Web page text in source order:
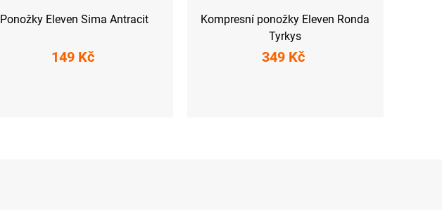
Ponožky Eleven Sima Antracit
149 Kč
Kompresní ponožky Eleven Ronda
Tyrkys
349 Kč